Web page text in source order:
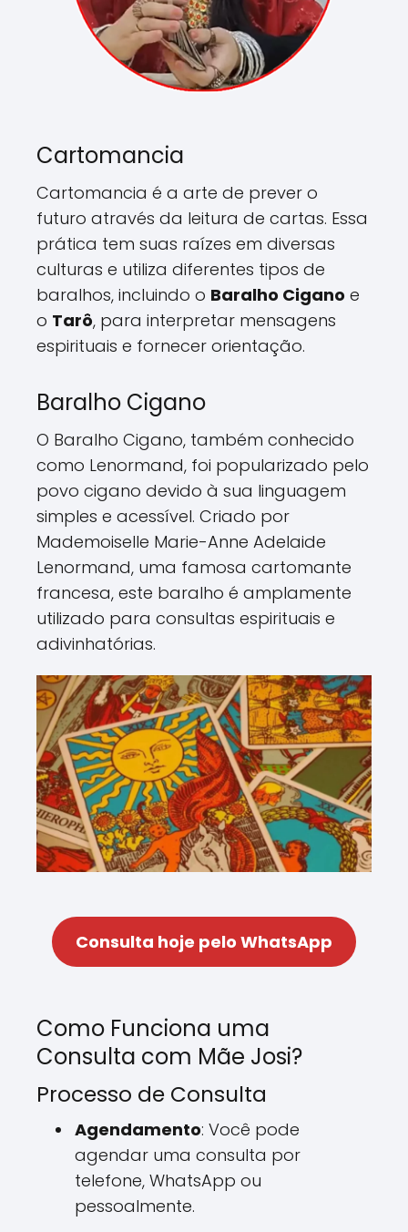
Cartomancia
Cartomancia é a arte de prever o
futuro através da leitura de cartas. Essa
prática tem suas raízes em diversas
culturas e utiliza diferentes tipos de
baralhos, incluindo o Baralho Cigano e
o Tarô, para interpretar mensagens
espirituais e fornecer orientação.
Baralho Cigano
O Baralho Cigano, também conhecido
como Lenormand, foi popularizado pelo
povo cigano devido à sua linguagem
simples e acessível. Criado por
Mademoiselle Marie-Anne Adelaide
Lenormand, uma famosa cartomante
francesa, este baralho é amplamente
utilizado para consultas espirituais e
adivinhatórias.
Consulta hoje pelo WhatsApp
Como Funciona uma
Consulta com Mãe Josi?
Processo de Consulta
Agendamento: Você pode
agendar uma consulta por
telefone, WhatsApp ou
pessoalmente.